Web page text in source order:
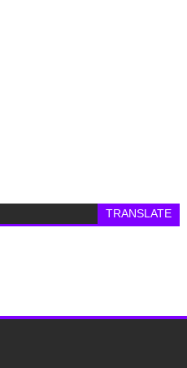
TRANSLATE